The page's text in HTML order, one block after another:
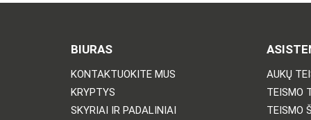
BIURAS
KONTAKTUOKITE MUS
KRYPTYS
SKYRIAI IR PADALINIAI
AUKŲ
TEISMO
TEISMO